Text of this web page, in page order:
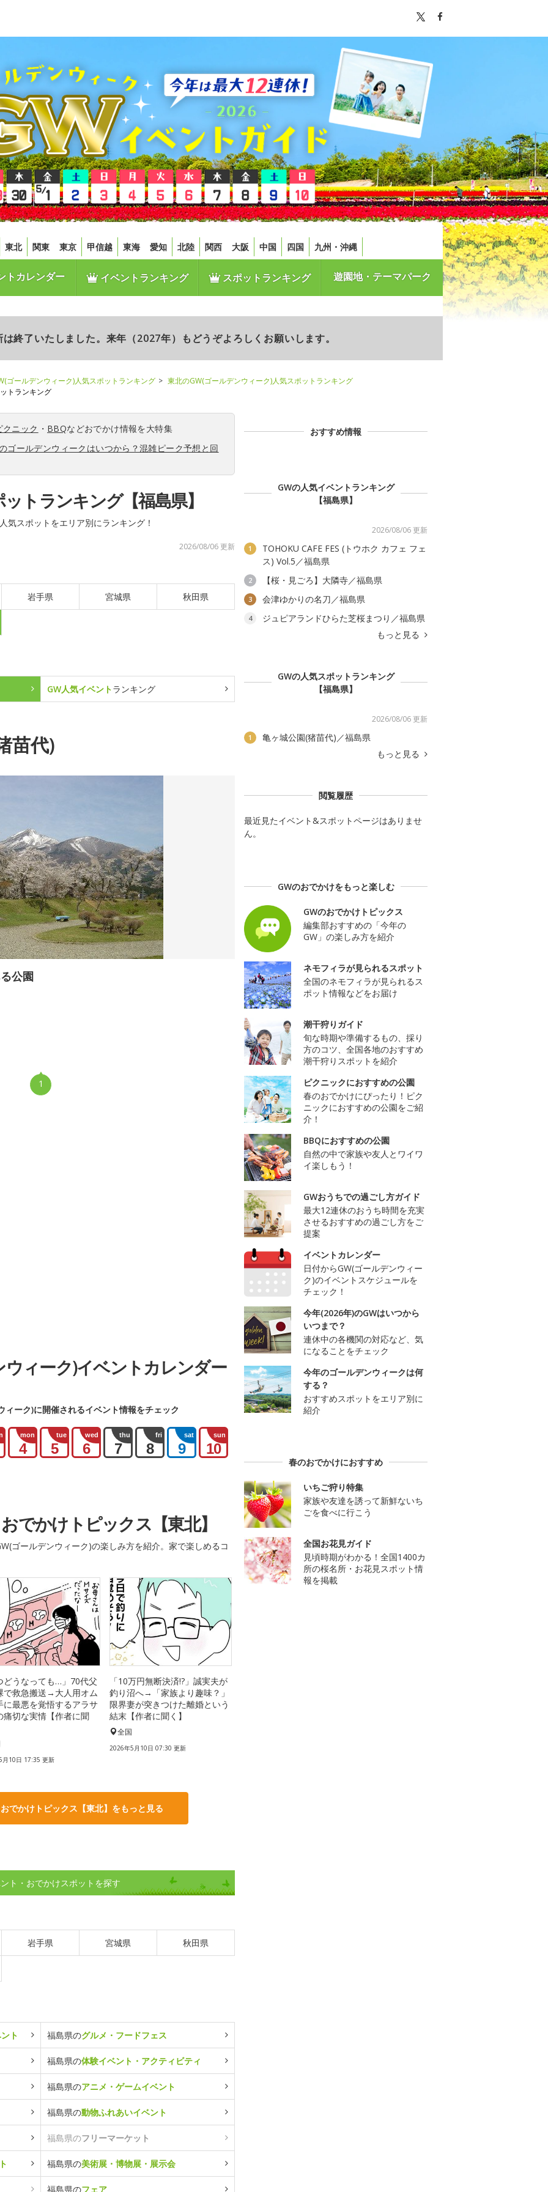
東北 関東 東京 甲信越 東海 愛知 北陸 関西 大阪 中国 四国 九州・沖縄
トカレンダー イベントランキング スポットランキング 遊園地・テーマパーク
終了いたしました。来年（2027年）もどうぞよろしくお願いします。
ゴールデンウィーク)人気スポットランキング
東北のGW(ゴールデンウィーク)人気スポットランキング
トランキング
クニック ・ BBQなどおでかけ情報を大特集
ゴールデンウィークはいつから？混雑ピーク予想と回
トランキング【福島県】
気スポットをエリア別にランキング！
2026/08/06 更新
岩手県 宮城県 秋田県
GW人気イベントランキング
苗代)
公園
1
ウィーク)イベントカレンダー
ィーク)に開催されるイベント情報をチェック
mon
4
tue
5
wed
6
thu
7
fri
8
sat
9
sun
10
でかけトピックス【東北】
ゴールデンウィーク)の楽しみ方を紹介。家で楽しめるコ
どうなっても…」70代父
で救急搬送→大人用オム
に最悪を覚悟するアラサ
痛切な実情【作者に聞
月10日 17:35 更新
「10万円無断決済!?」誠実夫が
釣り沼へ→「家族より趣味？」
限界妻が突きつけた離婚という
結末【作者に聞く】
全国
2026年5月10日 07:30 更新
でかけトピックス【東北】をもっと見る
ト・おでかけスポットを探す
岩手県 宮城県 秋田県
ト 福島県のグルメ・フードフェス
福島県の体験イベント・アクティビティ
福島県のアニメ・ゲームイベント
福島県の動物ふれあいイベント
福島県のフリーマーケット
福島県の美術展・博物展・展示会
福島県のフェア
おすすめ情報
GWの人気イベントランキング
【福島県】
2026/08/06 更新
1
TOHOKU CAFE FES (トウホク カフェ フェ
ス) Vol.5／福島県
2 【桜・見ごろ】大隣寺／福島県
3 会津ゆかりの名刀／福島県
4
ジュピアランドひらた芝桜まつり／福島県
もっと見る
GWの人気スポットランキング
【福島県】
2026/08/06 更新
1
亀ヶ城公園(猪苗代)／福島県
もっと見る
閲覧履歴
最近見たイベント&スポットページはありませ
ん。
GWのおでかけをもっと楽しむ
GWのおでかけトピックス
編集部おすすめの「今年の
GW」の楽しみ方を紹介
ネモフィラが見られるスポット
全国のネモフィラが見られるス
ポット情報などをお届け
潮干狩りガイド
旬な時期や準備するもの、採り
方のコツ、全国各地のおすすめ
潮干狩りスポットを紹介
ピクニックにおすすめの公園
春のおでかけにぴったり！ピク
ニックにおすすめの公園をご紹
介！
BBQにおすすめの公園
自然の中で家族や友人とワイワ
イ楽しもう！
GWおうちでの過ごし方ガイド
最大12連休のおうち時間を充実
させるおすすめの過ごし方をご
提案
イベントカレンダー
日付からGW(ゴールデンウィー
ク)のイベントスケジュールを
チェック！
今年(2026年)のGWはいつから
いつまで？
連休中の各機関の対応など、気
になることをチェック
今年のゴールデンウィークは何
する？
おすすめスポットをエリア別に
紹介
春のおでかけにおすすめ
いちご狩り特集
家族や友達を誘って新鮮ないち
ごを食べに行こう
全国お花見ガイド
見頃時期がわかる！全国1400カ
所の桜名所・お花見スポット情
報を掲載